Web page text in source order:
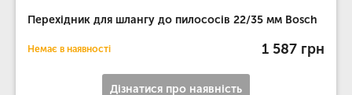
Перехідник для шлангу до пилососів 22/35 мм Bosch
Немає в наявності 1 587 грн
Дізнатися про наявність